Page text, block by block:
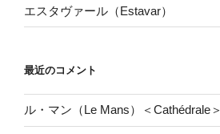
エスタヴァール（Estavar）
最近のコメント
ル・マン（Le Mans）＜Cathédrale＞